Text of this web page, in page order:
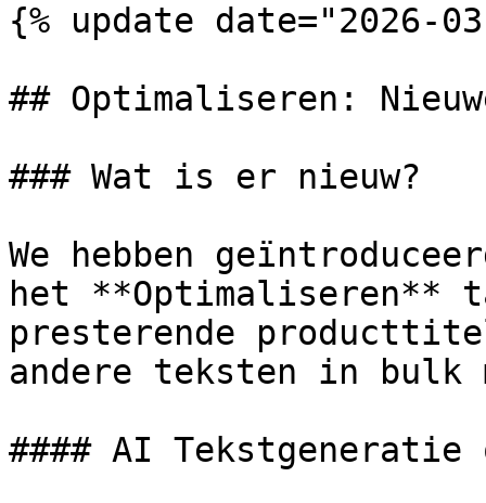
{% update date="2026-
## Optimaliseren:
### Wat is er nieuw?
We hebben
het **Optimaliseren**
presterende
andere teksten in bulk
#### AI Tekstgeneratie